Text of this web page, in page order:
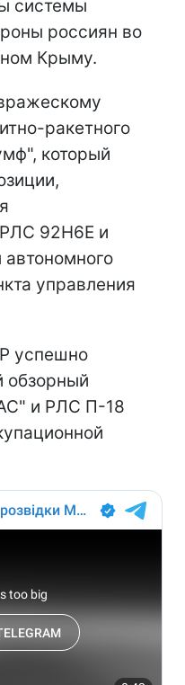
системы
россиян во
Крыму.
ракетного
который
92Н6Е и
управления
успешно
обзорный
и РЛС П-18